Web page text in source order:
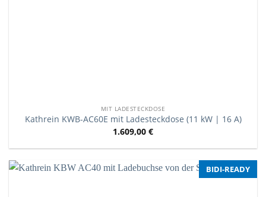
MIT LADESTECKDOSE
Kathrein KWB-AC60E mit Ladesteckdose (11 kW | 16 A)
1.609,00 €
BIDI-READY